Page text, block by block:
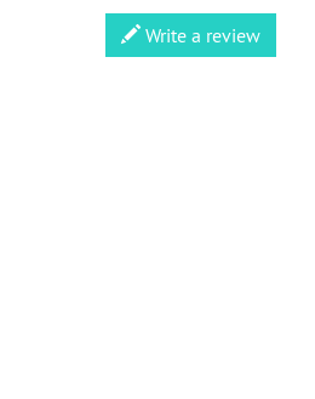
Write a review